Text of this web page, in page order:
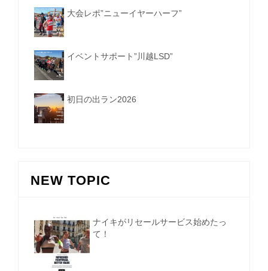
大会レポ”ニューイヤーハーフ”
イベントサポート”川越LSD”
初日の出ラン2026
NEW TOPIC
ナイキがリセールサービス始めたっ
て！